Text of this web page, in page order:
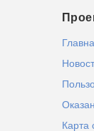
Карта